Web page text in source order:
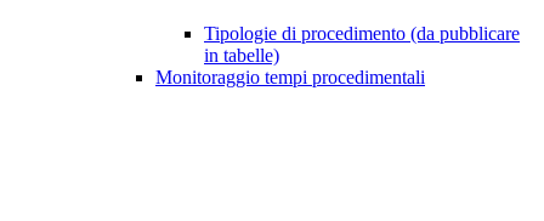
Tipologie di procedimento (da pubblicare
in tabelle)
Monitoraggio tempi procedimentali